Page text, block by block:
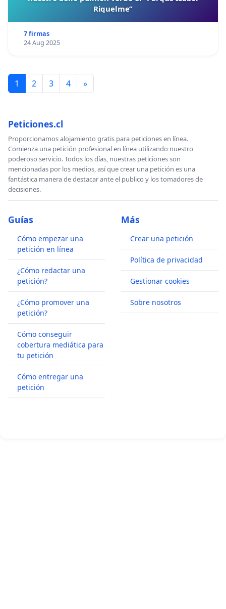
Riquelme”
7 firmas
24 Aug 2025
1 2 3 4 »
Peticiones.cl
Proporcionamos alojamiento gratis para peticiones en línea.
Comienza una petición profesional en línea utilizando nuestro
poderoso servicio. Todos los días, nuestras peticiones son
mencionadas por los medios, así que crear una petición es una
fantástica manera de destacar ante el publico y los tomadores de
decisiones.
Guías
Cómo empezar una
petición en línea
¿Cómo redactar una
petición?
¿Cómo promover una
petición?
Cómo conseguir
cobertura mediática para
tu petición
Cómo entregar una
petición
Más
Crear una petición
Política de privacidad
Gestionar cookies
Sobre nosotros